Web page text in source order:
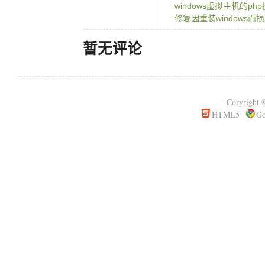
windows虚拟主机的php
修复因重装windows而
暂无评论
Coryright
HTML5